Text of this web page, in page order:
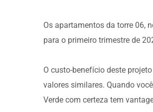
Os apartamentos da torre 06,
para o primeiro trimestre de
O custo-benefício deste
valores similares. Quando
Verde com certeza tem